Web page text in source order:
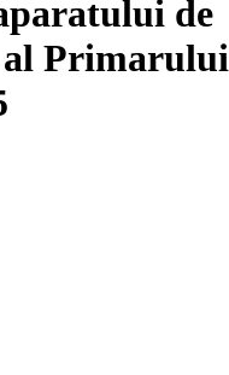
de
al Primarului